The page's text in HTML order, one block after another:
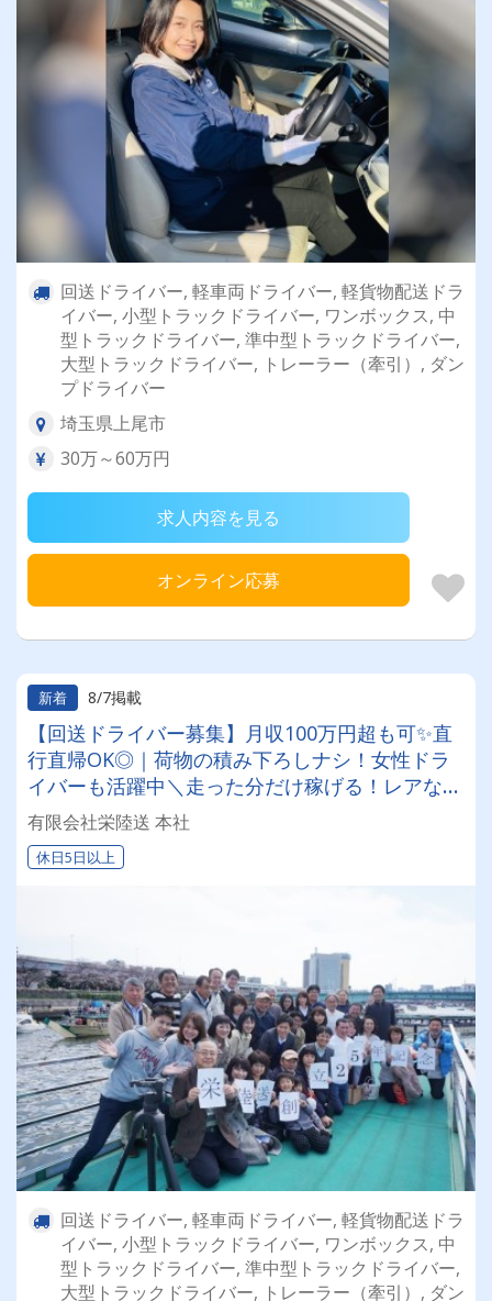
回送ドライバー, 軽車両ドライバー, 軽貨物配送ドラ
イバー, 小型トラックドライバー, ワンボックス, 中
型トラックドライバー, 準中型トラックドライバー,
大型トラックドライバー, トレーラー（牽引）, ダン
プドライバー
埼玉県上尾市
30万～60万円
求人内容を見る
オンライン応募
新着 8/7掲載
【回送ドライバー募集】月収100万円超も可✨直
行直帰OK◎｜荷物の積み下ろしナシ！女性ドラ
イバーも活躍中＼走った分だけ稼げる！レアな車
両に乗れるチャンスも☆彡／
有限会社栄陸送 本社
休日5日以上
回送ドライバー, 軽車両ドライバー, 軽貨物配送ドラ
イバー, 小型トラックドライバー, ワンボックス, 中
型トラックドライバー, 準中型トラックドライバー,
大型トラックドライバー, トレーラー（牽引）, ダン